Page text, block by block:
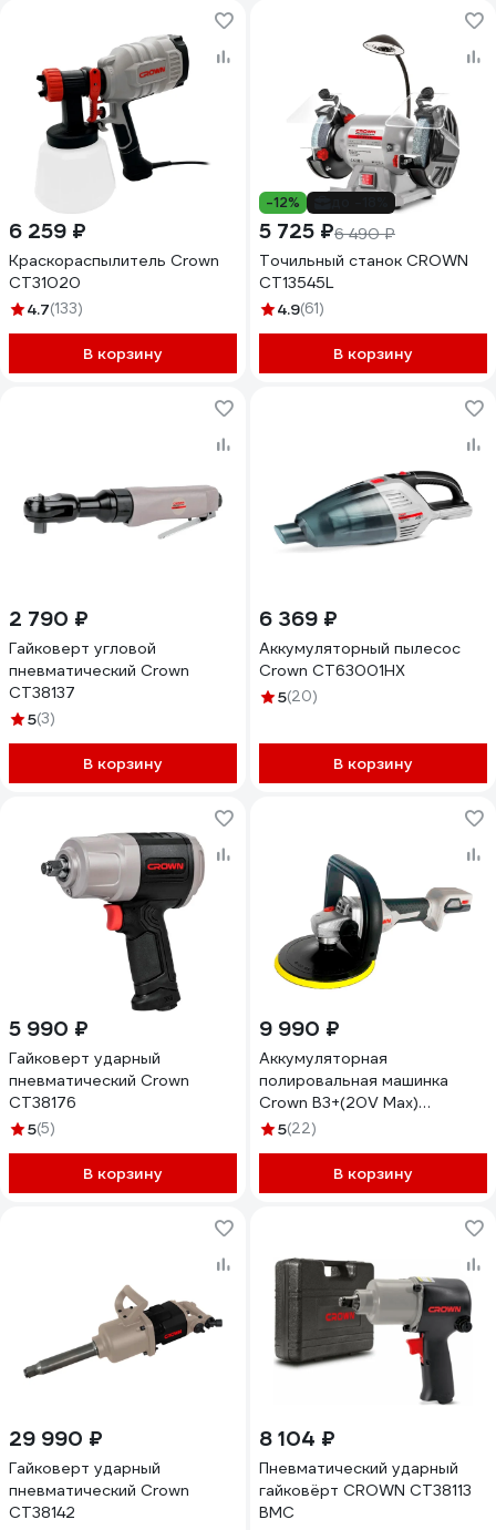
6 259 ₽
Краскораспылитель Crown
CT31020
4.7(133)
В корзину
-12%
5 725 ₽6 490 ₽
Точильный станок CROWN
CT13545L
4.9(61)
В корзину
2 790 ₽
Гайковерт угловой
пневматический Crown
CT38137
5(3)
В корзину
6 369 ₽
Аккумуляторный пылесос
Crown CT63001HX
5(20)
В корзину
5 990 ₽
Гайковерт ударный
пневматический Crown
CT38176
5(5)
В корзину
9 990 ₽
Аккумуляторная
полировальная машинка
Crown B3+(20V Max)
CT23018HX
5(22)
В корзину
29 990 ₽
Гайковерт ударный
пневматический Crown
CT38142
8 104 ₽
Пневматический ударный
гайковёрт CROWN CT38113
BMC